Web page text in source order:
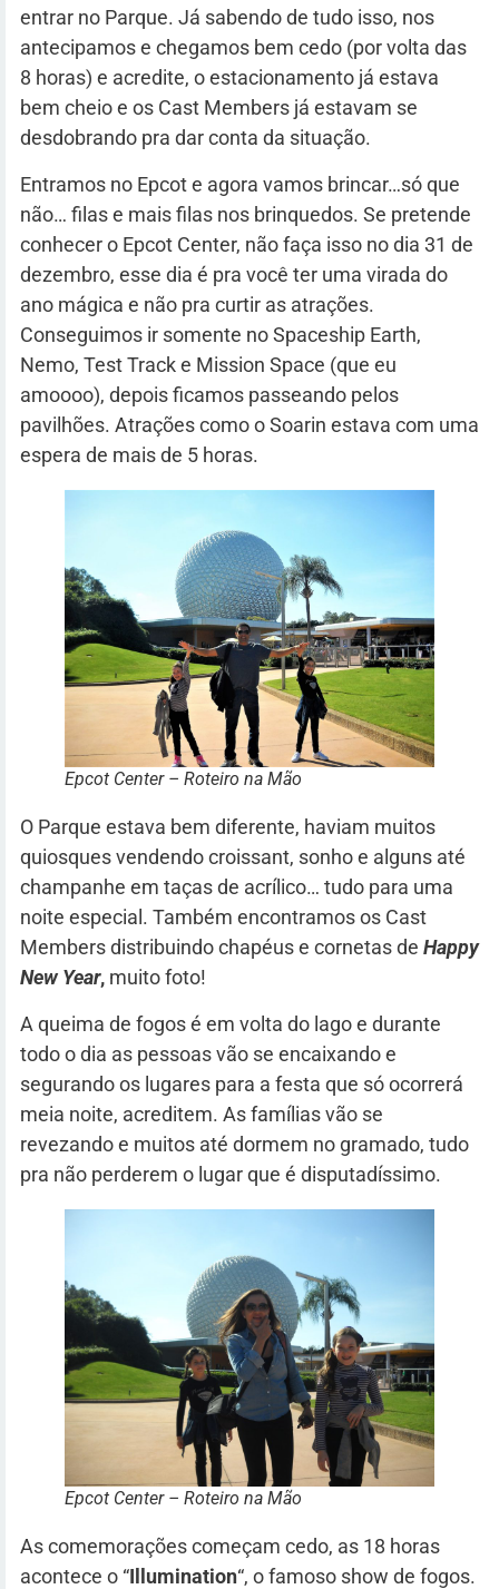
entrar no Parque. Já sabendo de tudo isso, nos
antecipamos e chegamos bem cedo (por volta das
8 horas) e acredite, o estacionamento já estava
bem cheio e os Cast Members já estavam se
desdobrando pra dar conta da situação.
Entramos no Epcot e agora vamos brincar…só que
não… filas e mais filas nos brinquedos. Se pretende
conhecer o Epcot Center, não faça isso no dia 31 de
dezembro, esse dia é pra você ter uma virada do
ano mágica e não pra curtir as atrações.
Conseguimos ir somente no Spaceship Earth,
Nemo, Test Track e Mission Space (que eu
amoooo), depois ficamos passeando pelos
pavilhões. Atrações como o Soarin estava com uma
espera de mais de 5 horas.
Epcot Center – Roteiro na Mão
O Parque estava bem diferente, haviam muitos
quiosques vendendo croissant, sonho e alguns até
champanhe em taças de acrílico… tudo para uma
noite especial. Também encontramos os Cast
Members distribuindo chapéus e cornetas de Happy
New Year, muito foto!
A queima de fogos é em volta do lago e durante
todo o dia as pessoas vão se encaixando e
segurando os lugares para a festa que só ocorrerá
meia noite, acreditem. As famílias vão se
revezando e muitos até dormem no gramado, tudo
pra não perderem o lugar que é disputadíssimo.
Epcot Center – Roteiro na Mão
As comemorações começam cedo, as 18 horas
acontece o “Illumination“, o famoso show de fogos.